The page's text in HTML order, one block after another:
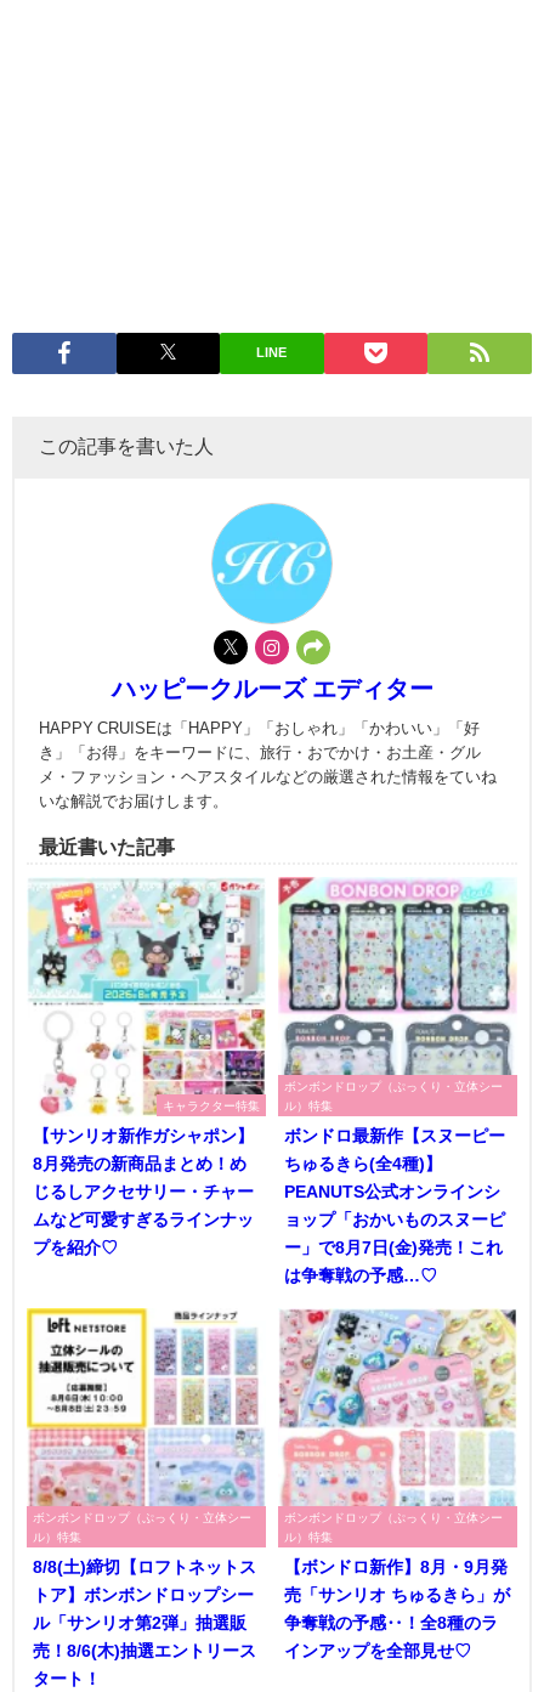
LINE
この記事を書いた人
ハッピークルーズ エディター
HAPPY CRUISEは「HAPPY」「おしゃれ」「かわいい」「好
き」「お得」をキーワードに、旅行・おでかけ・お土産・グル
メ・ファッション・ヘアスタイルなどの厳選された情報をていね
いな解説でお届けします。
最近書いた記事
キャラクター特集
【サンリオ新作ガシャポン】
8月発売の新商品まとめ！め
じるしアクセサリー・チャー
ムなど可愛すぎるラインナッ
プを紹介♡
ボンボンドロップ（ぷっくり・立体シー
ル）特集
ボンドロ最新作【スヌーピー
ちゅるきら(全4種)】
PEANUTS公式オンラインシ
ョップ「おかいものスヌーピ
ー」で8月7日(金)発売！これ
は争奪戦の予感…♡
ボンボンドロップ（ぷっくり・立体シー
ル）特集
8/8(土)締切【ロフトネットス
トア】ボンボンドロップシー
ル「サンリオ第2弾」抽選販
売！8/6(木)抽選エントリース
タート！
ボンボンドロップ（ぷっくり・立体シー
ル）特集
【ボンドロ新作】8月・9月発
売「サンリオ ちゅるきら」が
争奪戦の予感‥！全8種のラ
インアップを全部見せ♡